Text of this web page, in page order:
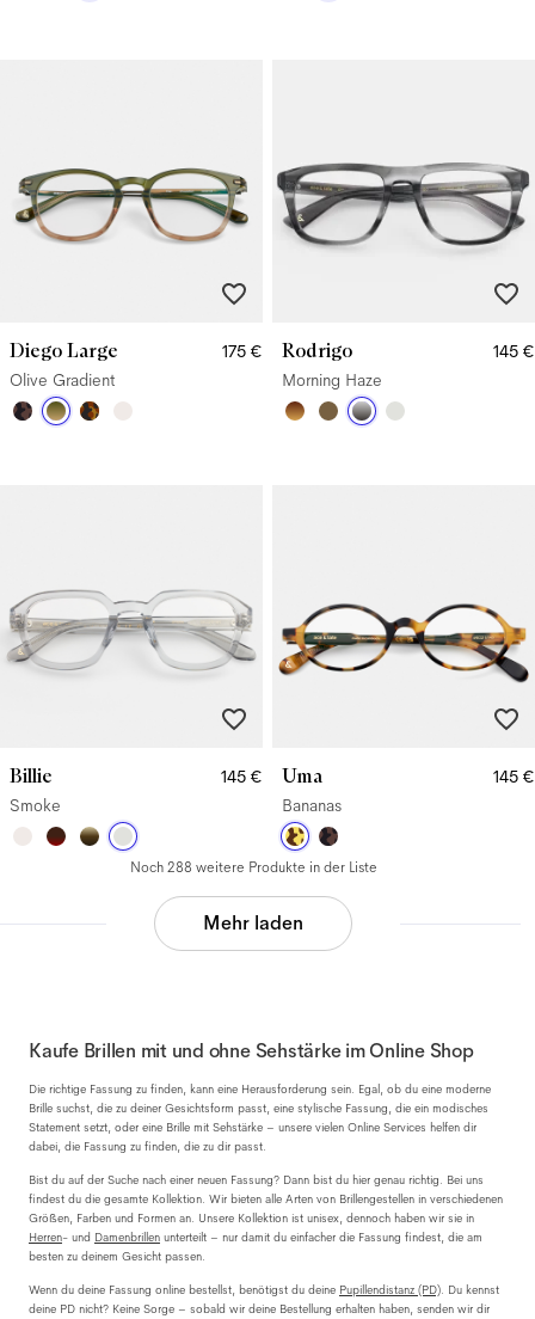
Diego Large
175 €
Olive Gradient
Rodrigo
145 €
Morning Haze
Billie
145 €
Smoke
Uma
145 €
Bananas
Noch 288 weitere Produkte in der Liste
Mehr laden
Kaufe Brillen mit und ohne Sehstärke im Online Shop
Die richtige Fassung zu finden, kann eine Herausforderung sein. Egal, ob du eine moderne
Brille suchst, die zu deiner Gesichtsform passt, eine stylische Fassung, die ein modisches
Statement setzt, oder eine Brille mit Sehstärke – unsere vielen Online Services helfen dir
dabei, die Fassung zu finden, die zu dir passt.
Bist du auf der Suche nach einer neuen Fassung? Dann bist du hier genau richtig. Bei uns
findest du die gesamte Kollektion. Wir bieten alle Arten von Brillengestellen in verschiedenen
Größen, Farben und Formen an. Unsere Kollektion ist unisex, dennoch haben wir sie in
Herren- und Damenbrillen unterteilt – nur damit du einfacher die Fassung findest, die am
besten zu deinem Gesicht passen.
Wenn du deine Fassung online bestellst, benötigst du deine Pupillendistanz (PD). Du kennst
deine PD nicht? Keine Sorge – sobald wir deine Bestellung erhalten haben, senden wir dir